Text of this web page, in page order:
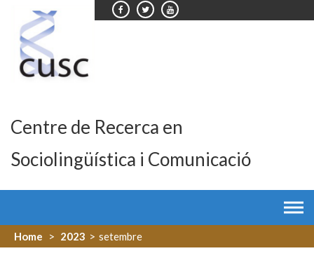
content
Centre de Recerca en
Sociolingüística i Comunicació
Home > 2023 > setembre